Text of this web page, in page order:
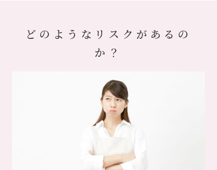
どのようなリスクがあるの
か？